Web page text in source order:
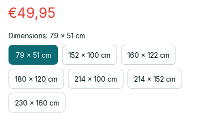
€49,95
Dimensions: 79 x 51 cm
79 x 51 cm 152 x 100 cm 160 x 122 cm
180 x 120 cm 214 x 100 cm 214 x 152 cm
230 x 160 cm